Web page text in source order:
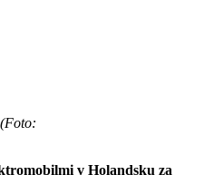
Foto:
v Holandsku za